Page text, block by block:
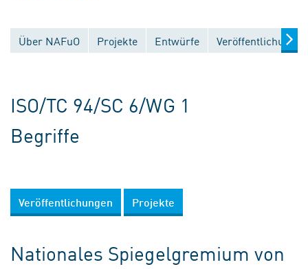
Über NAFuO Projekte Entwürfe Veröffentlichungen
ISO/TC 94/SC 6/WG 1
Begriffe
Veröffentlichungen Projekte
Nationales Spiegelgremium von